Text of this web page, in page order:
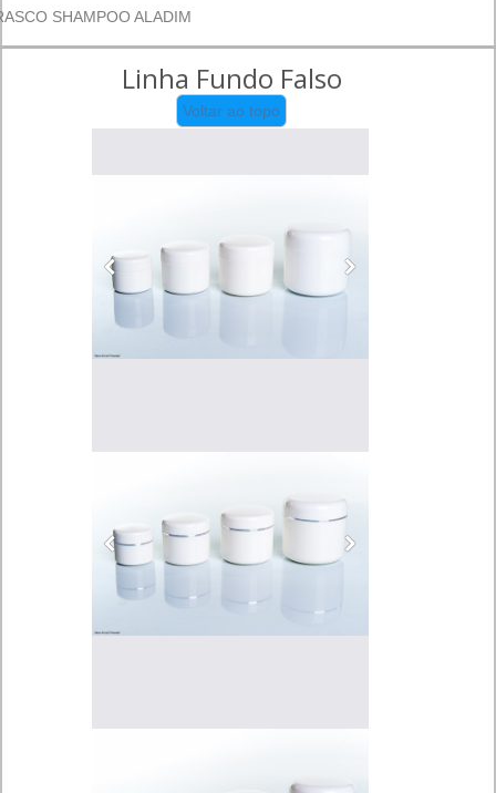
SHAMPOO ALADIM
Linha Fundo Falso
Voltar ao topo